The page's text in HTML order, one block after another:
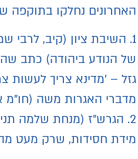
נחלקו בתוקפה
1. השיבת ציון (קיב, לרבי
הנודע ביהודה) כתב
– 'מדינא צריך לעשות
האגרות משה (חו"מ
2. הגרש"ז (מנחת שלמה
חסידות, שרק מעט